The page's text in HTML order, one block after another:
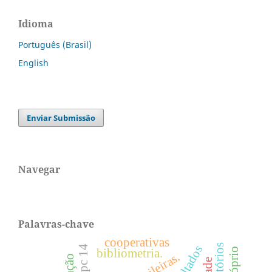
Idioma
Português (Brasil)
English
Enviar Submissão
Navegar
Palavras-chave
bibliometria.
icpc 14
cooperativas